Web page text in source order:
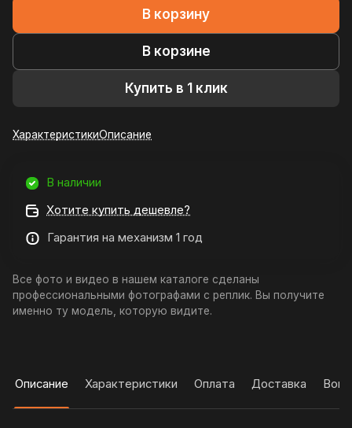
В корзину
В корзине
Купить в 1 клик
ХарактеристикиОписание
В наличии
Хотите купить дешевле?
Гарантия на механизм 1 год
Все фото и видео в нашем каталоге сделаны
профессиональными фотографами с реплик. Вы получите
именно ту модель, которую видите.
Описание Характеристики Оплата Доставка